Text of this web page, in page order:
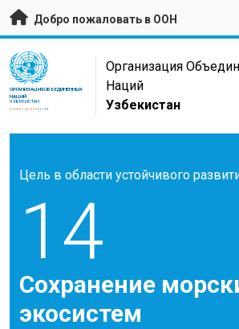
Перейти к основному содержанию
Добро пожаловать в ООН
UN Logo
ОРГАНИЗАЦИЯ ОБЪЕДИНЕННЫХ
НАЦИЙ
УЗБЕКИСТАН
Организация
Наций
Узбекистан
Цель в области устойчивого
14
Сохранение
экосистем